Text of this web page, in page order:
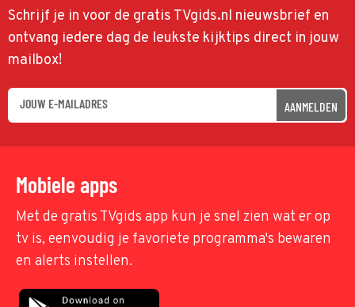
Schrijf je in voor de gratis TVgids.nl nieuwsbrief en
ontvang iedere dag de leukste kijktips direct in jouw
mailbox!
AANMELDEN
Mobiele apps
Met de gratis TVgids app kun je snel zien wat er op
tv is, eenvoudig je favoriete programma's bewaren
en alerts instellen.